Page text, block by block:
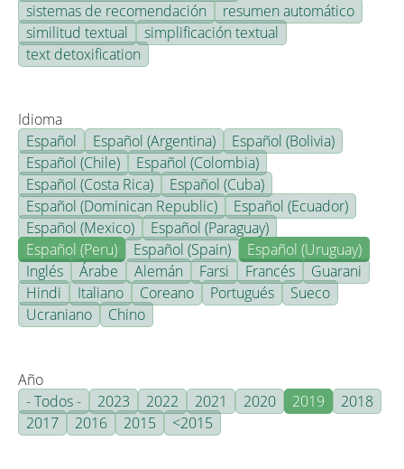
sistemas de recomendación
resumen automático
similitud textual
simplificación textual
text detoxification
Idioma
Español
Español (Argentina)
Español (Bolivia)
Español (Chile)
Español (Colombia)
Español (Costa Rica)
Español (Cuba)
Español (Dominican Republic)
Español (Ecuador)
Español (Mexico)
Español (Paraguay)
Español (Peru)
Español (Spain)
Español (Uruguay)
Inglés
Árabe Alemán Farsi Francés
Guarani
Hindi
Italiano Coreano Portugués
Sueco
Ucraniano
Chino
Año
- Todos -
2023 2022 2021 2020 2019
2018
2017
2016 2015 <2015